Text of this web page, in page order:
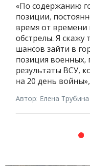
«По содержанию
позиции,
время от времени
обстрелы. Я скажу
шансов зайти в
позиция
результаты ВСУ,
на 20 день
Автор: Елена Трубина